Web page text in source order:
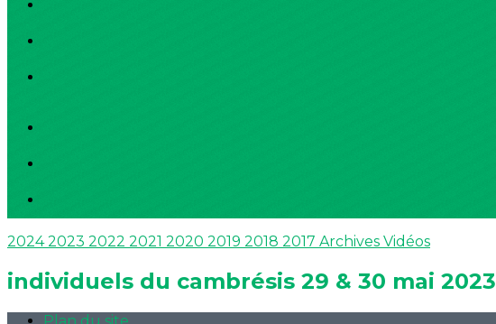
20242023 2022 2021 2020 2019 2018 2017 Archives Vidéos
individuels du cambrésis 29 & 30 mai 2023